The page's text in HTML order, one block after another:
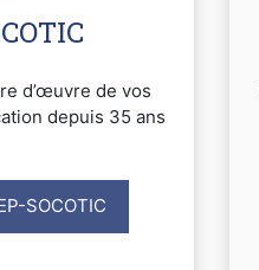
d’œuvre de vos
depuis 35 ans
SOCOTIC